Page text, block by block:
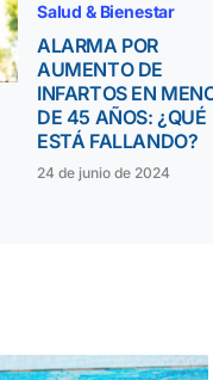
Salud & Bienestar
ALARMA POR
AUMENTO DE
INFARTOS EN
DE 45 AÑOS: ¿QUÉ
ESTÁ FALLANDO?
24 de junio de 2024